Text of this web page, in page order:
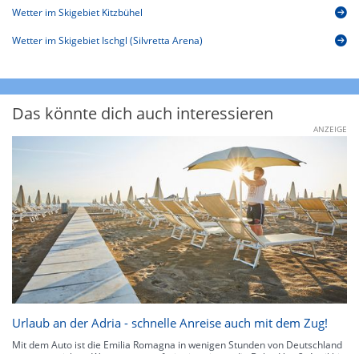
Wetter im Skigebiet Kitzbühel
Wetter im Skigebiet Ischgl (Silvretta Arena)
Das könnte dich auch interessieren
ANZEIGE
Urlaub an der Adria - schnelle Anreise auch mit dem Zug!
Mit dem Auto ist die Emilia Romagna in wenigen Stunden von Deutschland